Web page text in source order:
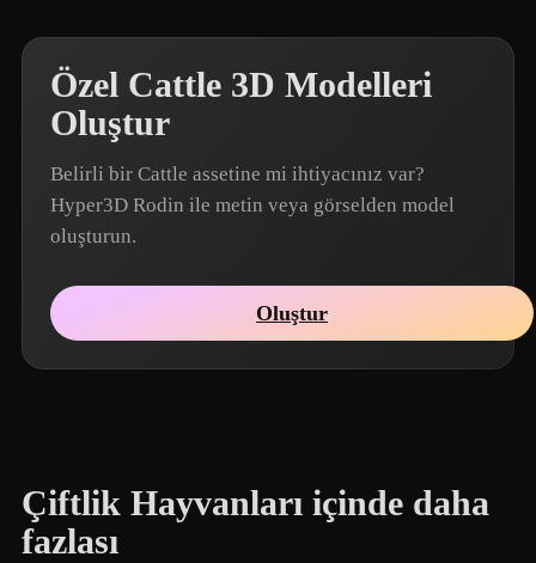
Özel Cattle 3D Modelleri
Oluştur
Belirli bir Cattle assetine mi ihtiyacınız var?
Hyper3D Rodin ile metin veya görselden model
oluşturun.
Oluştur
Çiftlik Hayvanları içinde daha
fazlası